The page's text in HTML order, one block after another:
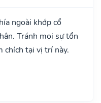
ngoài khớp cổ
Tránh mọi sự tổn
chích tại vị trí này.